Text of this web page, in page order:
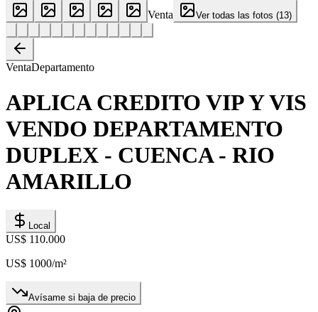
Venta
Ver todas las fotos (13)
VentaDepartamento
APLICA CREDITO VIP Y VIS
VENDO DEPARTAMENTO
DUPLEX - CUENCA - RIO
AMARILLO
Local
US$ 110.000
US$ 1000/m²
Avísame si baja de precio